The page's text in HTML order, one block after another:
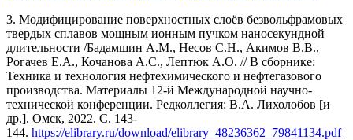
3. Модифицирование поверхностных слоёв безвольфрамовых
твердых сплавов мощным ионным пучком наносекундной
длительности /Бадамшин А.М., Несов С.Н., Акимов В.В.,
Рогачев Е.А., Кочанова А.С., Лептюк А.О. // В сборнике:
Техника и технология нефтехимического и нефтегазового
производства. Материалы 12-й Международной научно-
технической конференции. Редколлегия: В.А. Лихолобов [и
др.]. Омск, 2022. С. 143-
144. https://elibrary.ru/download/elibrary_48236362_79841134.pdf